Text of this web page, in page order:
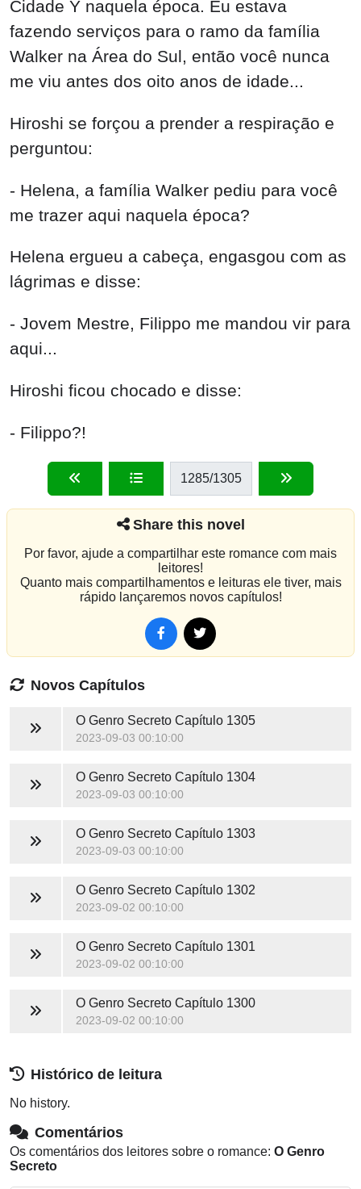
Cidade Y naquela época. Eu estava
fazendo serviços para o ramo da família
Walker na Área do Sul, então você nunca
me viu antes dos oito anos de idade...
Hiroshi se forçou a prender a respiração e
perguntou:
- Helena, a família Walker pediu para você
me trazer aqui naquela época?
Helena ergueu a cabeça, engasgou com as
lágrimas e disse:
- Jovem Mestre, Filippo me mandou vir para
aqui...
Hiroshi ficou chocado e disse:
- Filippo?!
1285/1305
Share this novel
Por favor, ajude a compartilhar este romance com mais
leitores!
Quanto mais compartilhamentos e leituras ele tiver, mais
rápido lançaremos novos capítulos!
Novos Capítulos
O Genro SecretoCapítulo 1305
2023-09-03 00:10:00
O Genro SecretoCapítulo 1304
2023-09-03 00:10:00
O Genro SecretoCapítulo 1303
2023-09-03 00:10:00
O Genro SecretoCapítulo 1302
2023-09-02 00:10:00
O Genro SecretoCapítulo 1301
2023-09-02 00:10:00
O Genro SecretoCapítulo 1300
2023-09-02 00:10:00
Histórico de leitura
No history.
Comentários
Os comentários dos leitores sobre o romance: O Genro
Secreto